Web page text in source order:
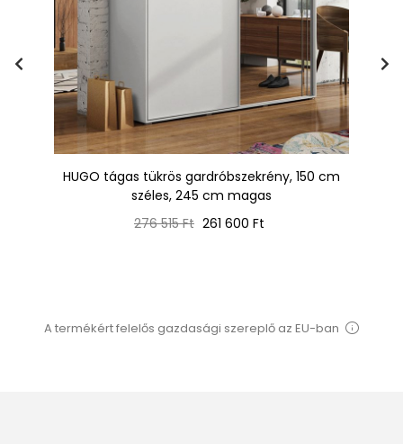
HUGO tágas tükrös gardróbszekrény, 150 cm
széles, 245 cm magas
Normál
276 515 Ft Ár
261 600 Ft
A termékért felelős gazdasági szereplő az EU-ban